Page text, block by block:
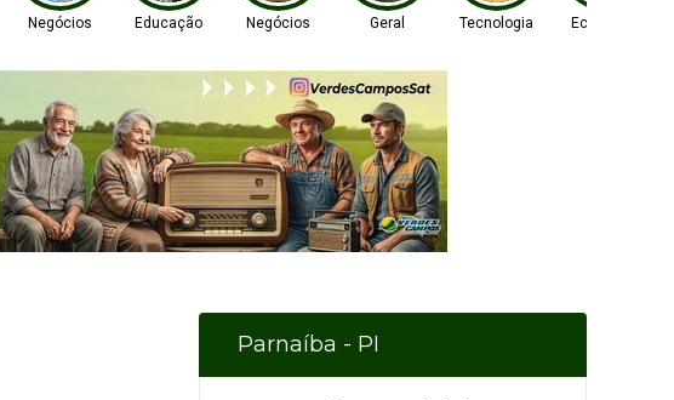
Negócios Educação Negócios Geral Tecnologia Economia
Parnaíba - PI